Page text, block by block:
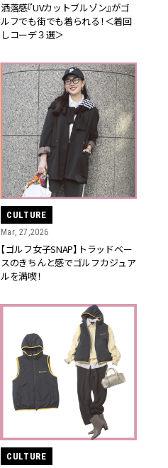
洒落感『UVカットブルゾン』がゴ
ルフでも街でも着られる！＜着回
しコーデ３選＞
CULTURE
Mar, 27,2026
【ゴルフ女子SNAP】トラッドベー
スのきちんと感でゴルフカジュア
ルを満喫！
CULTURE